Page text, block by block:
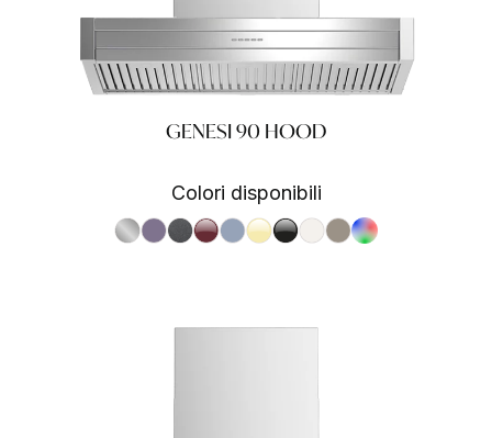
GENESI 90 HOOD
Colori disponibili
S.Steel SS
Ametista AA
Antracite AN
Bordeaux BR
Celeste CE
Crema CR
Nero BA
Nuvola NA
Sabbia SA
RAL